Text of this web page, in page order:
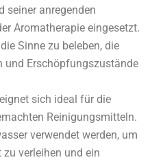
seiner anregenden
Aromatherapie eingesetzt.
Sinne zu beleben, die
und Erschöpfungszustände
sich ideal für die
Reinigungsmitteln.
verwendet werden, um
verleihen und ein